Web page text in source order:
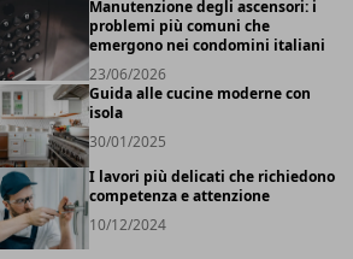
Manutenzione degli ascensori: i
problemi più comuni che
emergono nei condomini italiani
23/06/2026
Guida alle cucine moderne con
isola
30/01/2025
I lavori più delicati che richiedono
competenza e attenzione
10/12/2024